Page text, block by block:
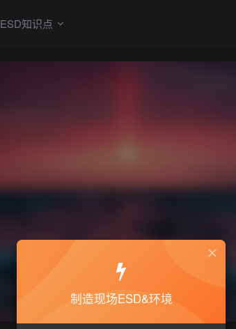
ESD知识点
制造现场ESD&环境